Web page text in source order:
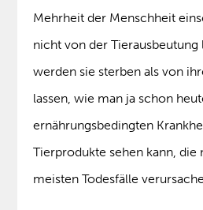
Mehrheit der Menschheit
nicht von der Tierausbeutung
werden sie sterben als von
lassen, wie man ja schon
ernährungsbedingten
Tierprodukte sehen kann, die
meisten Todesfälle